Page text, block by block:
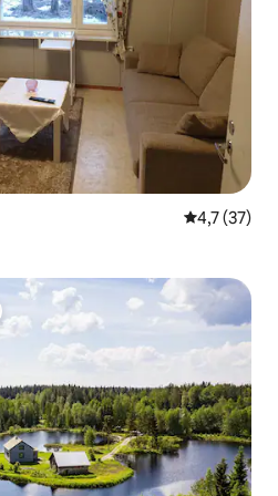
4,7 de uma
4,7 (37)